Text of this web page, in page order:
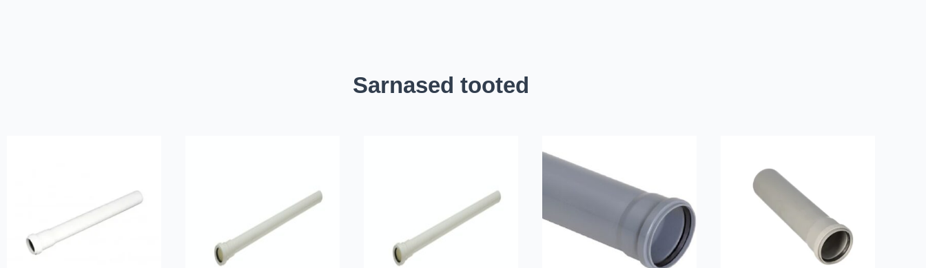
Sarnased tooted